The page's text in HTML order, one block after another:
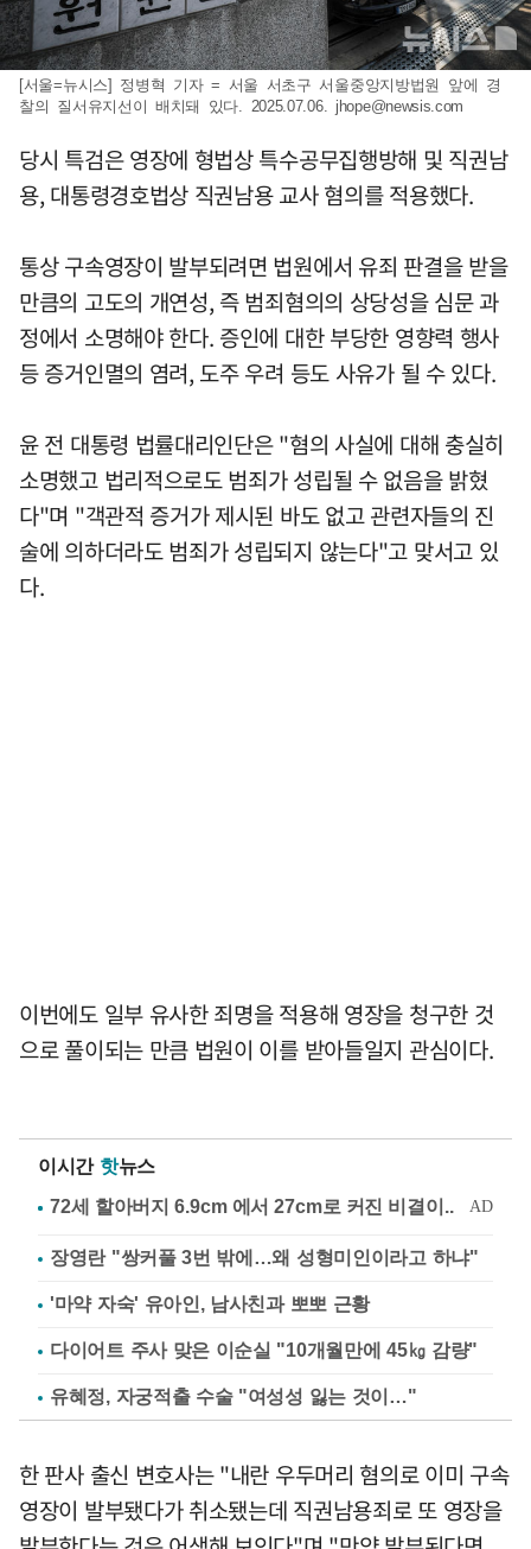
[서울=뉴시스] 정병혁 기자 = 서울 서초구 서울중앙지방법원 앞에 경
찰의 질서유지선이 배치돼 있다. 2025.07.06. jhope@newsis.com
당시 특검은 영장에 형법상 특수공무집행방해 및 직권남
용, 대통령경호법상 직권남용 교사 혐의를 적용했다.
통상 구속영장이 발부되려면 법원에서 유죄 판결을 받을
만큼의 고도의 개연성, 즉 범죄혐의의 상당성을 심문 과
정에서 소명해야 한다. 증인에 대한 부당한 영향력 행사
등 증거인멸의 염려, 도주 우려 등도 사유가 될 수 있다.
윤 전 대통령 법률대리인단은 "혐의 사실에 대해 충실히
소명했고 법리적으로도 범죄가 성립될 수 없음을 밝혔
다"며 "객관적 증거가 제시된 바도 없고 관련자들의 진
술에 의하더라도 범죄가 성립되지 않는다"고 맞서고 있
다.
이번에도 일부 유사한 죄명을 적용해 영장을 청구한 것
으로 풀이되는 만큼 법원이 이를 받아들일지 관심이다.
이시간 핫뉴스
장영란 "쌍커풀 3번 밖에…왜 성형미인이라고 하냐"
'마약 자숙' 유아인, 남사친과 뽀뽀 근황
다이어트 주사 맞은 이순실 "10개월만에 45㎏ 감량"
유혜정, 자궁적출 수술 "여성성 잃는 것이…"
한 판사 출신 변호사는 "내란 우두머리 혐의로 이미 구속
영장이 발부됐다가 취소됐는데 직권남용죄로 또 영장을